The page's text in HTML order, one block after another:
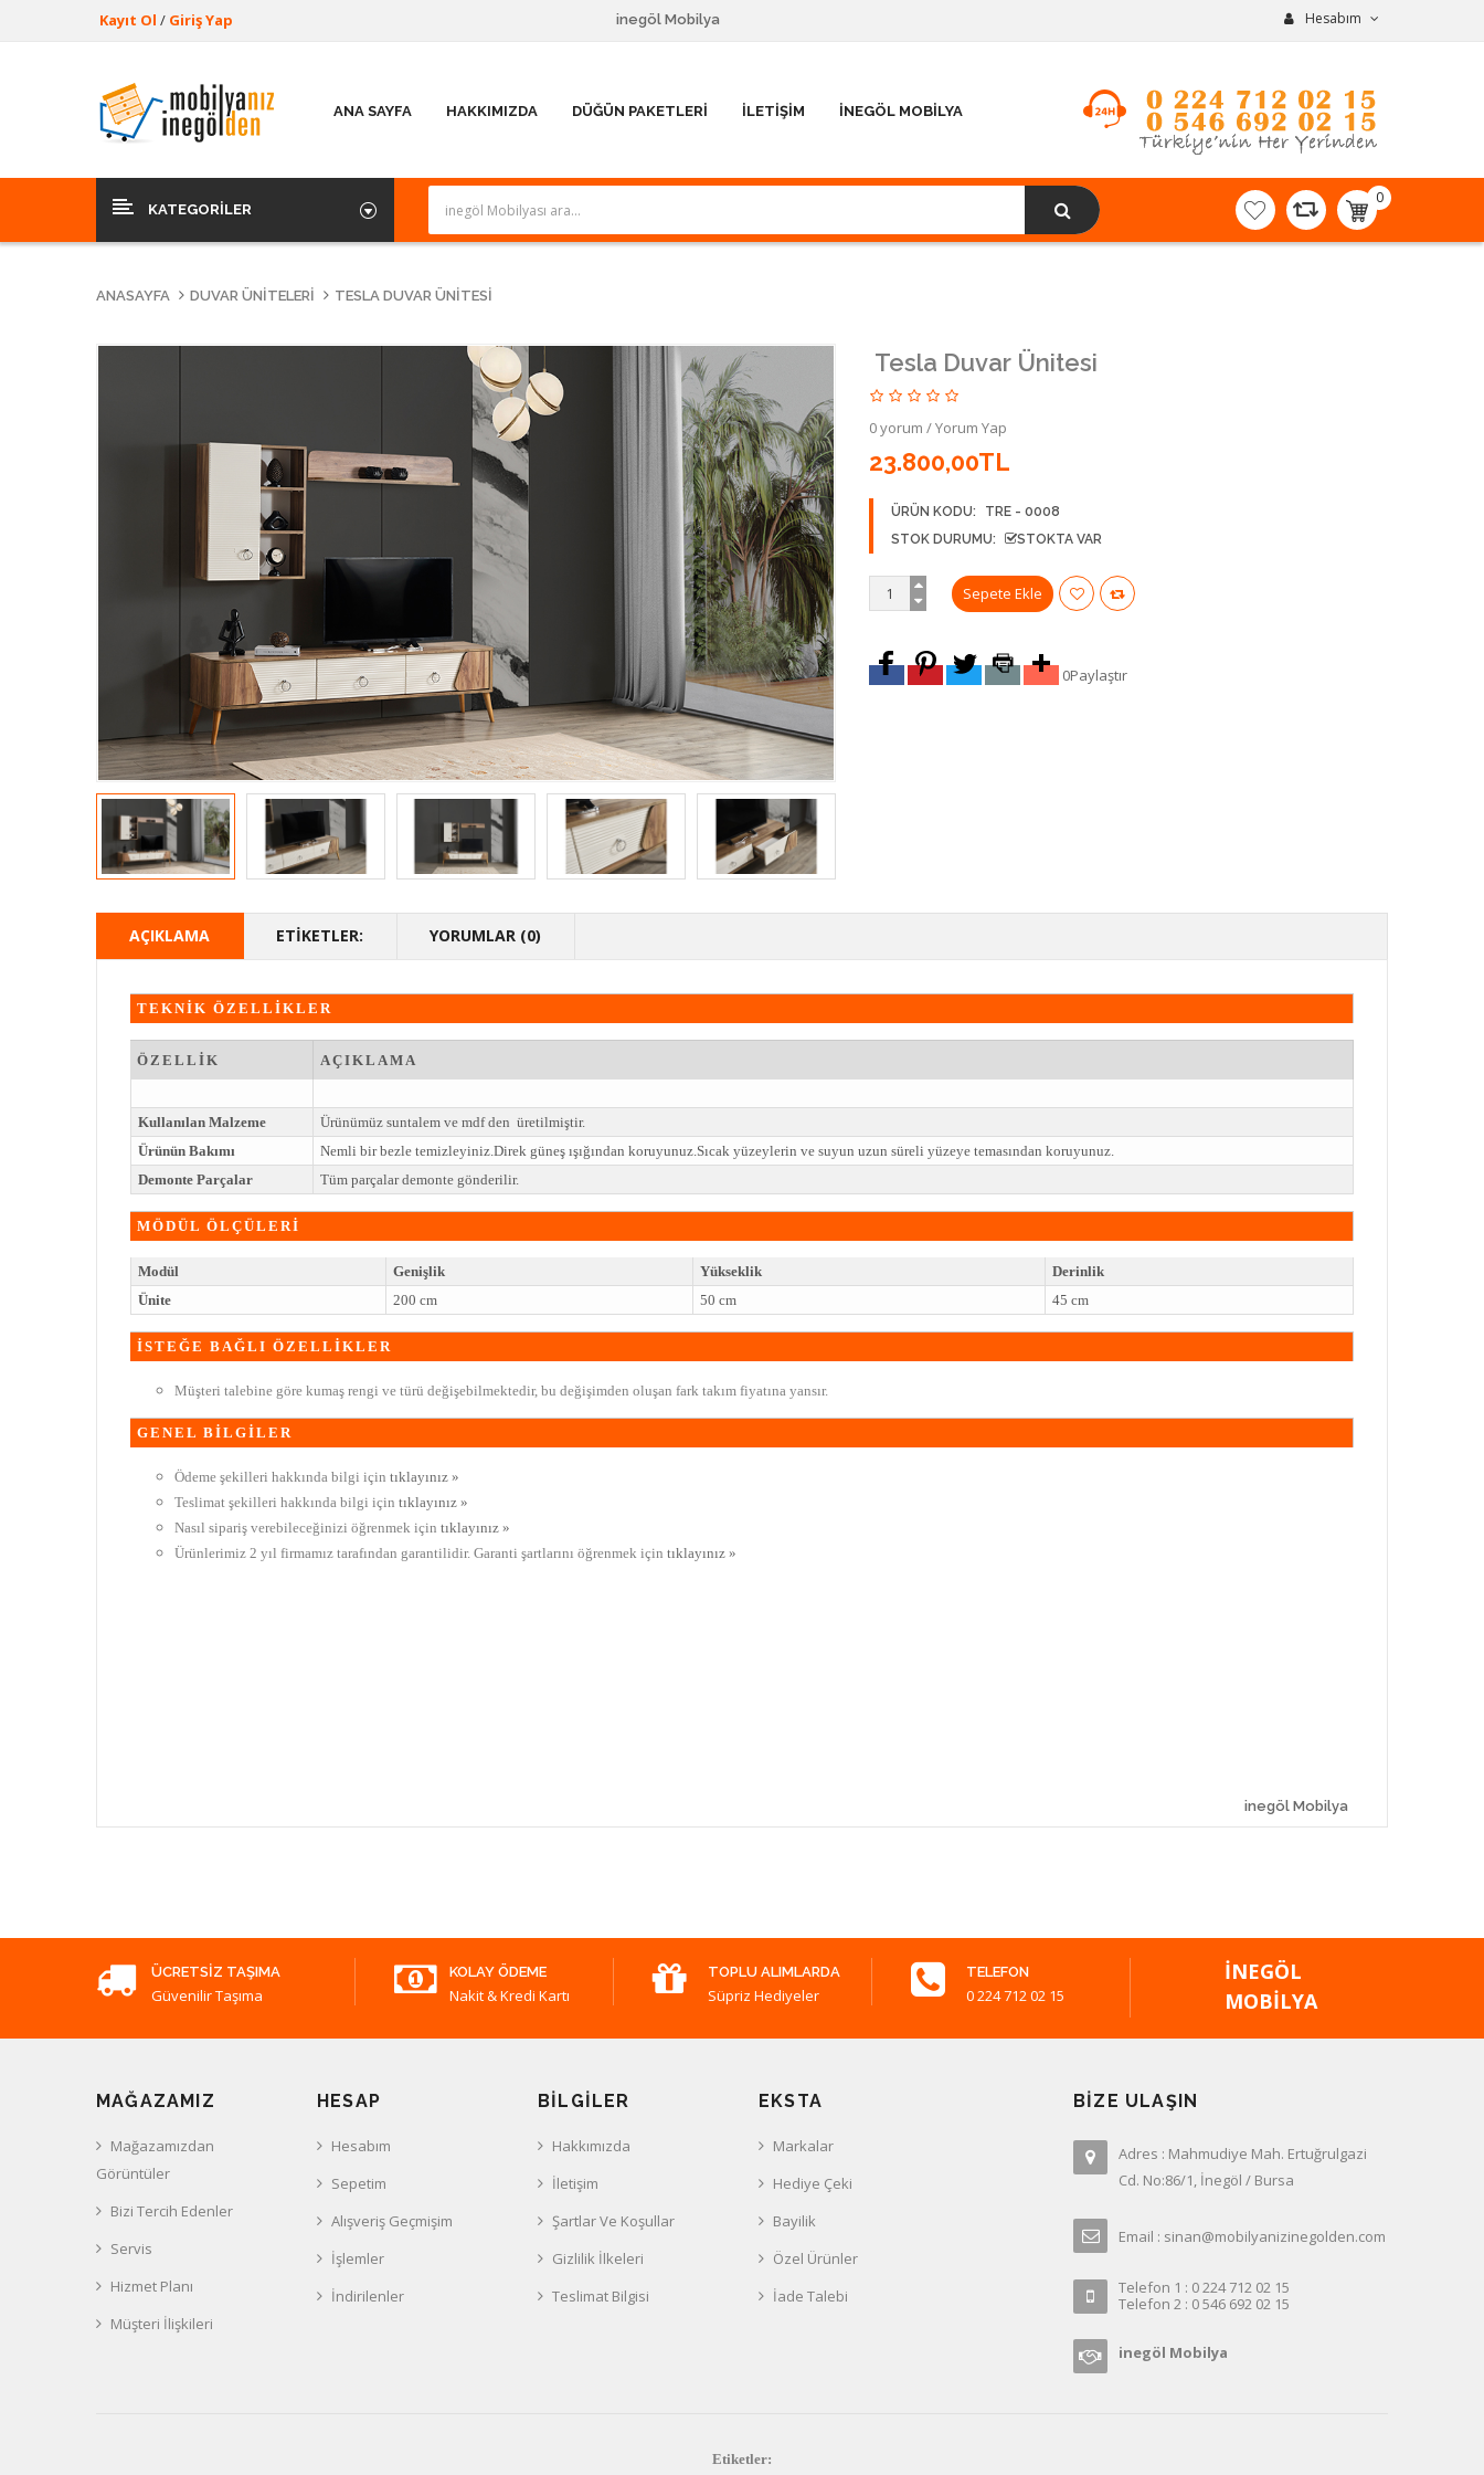
inegöl Mobilya
Kayıt Ol / Giriş Yap Hesabım
ANA SAYFA HAKKIMIZDA DÜĞÜN PAKETLERI İLETIŞIM İNEGÖL MOBILYA
KATEGORILER
0
item(s)
-
ANASAYFA DUVAR ÜNITELERI TESLA DUVAR ÜNITESI
Tesla Duvar Ünitesi
0 yorum /Yorum Yap
23.800,00TL
ÜRÜN KODU:
TRE - 0008
STOK DURUMU:
STOKTA VAR
0Paylaştır
AÇIKLAMA ETIKETLER: YORUMLAR (0)
TEKNİK ÖZELLİKLER
ÖZELLİK AÇIKLAMA
Kullanılan Malzeme
Ürünümüz suntalem ve mdf den üretilmiştir.
Ürünün Bakımı
Nemli bir bezle temizleyiniz.Direk güneş ışığından koruyunuz.Sıcak yüzeylerin ve suyun uzun süreli yüzeye temasından koruyunuz.
Demonte Parçalar
Tüm parçalar demonte gönderilir.
MÖDÜL ÖLÇÜLERİ
Modül Genişlik Yükseklik
Derinlik
Ünite
200 cm 50 cm 45 cm
İSTEĞE BAĞLI ÖZELLİKLER
Müşteri talebine göre kumaş rengi ve türü değişebilmektedir, bu değişimden oluşan fark takım fiyatına yansır.
GENEL BİLGİLER
Ödeme şekilleri hakkında bilgi için tıklayınız »
Teslimat şekilleri hakkında bilgi için tıklayınız »
Nasıl sipariş verebileceğinizi öğrenmek için tıklayınız »
Ürünlerimiz 2 yıl firmamız tarafından garantilidir. Garanti şartlarını öğrenmek için tıklayınız »
inegöl Mobilya
ÜCRETSIZ TAŞIMA
Güvenilir Taşıma
KOLAY ÖDEME
Nakit & Kredi Kartı
TOPLU ALIMLARDA
Süpriz Hediyeler
TELEFON
0 224 712 02 15
İNEGÖL
MOBILYA
MAĞAZAMIZ
Mağazamızdan
Görüntüler
Bizi Tercih Edenler
Servis
Hizmet Planı
Müşteri İlişkileri
HESAP
Hesabım
Sepetim
Alışveriş Geçmişim
İşlemler
İndirilenler
BILGILER
Hakkımızda
İletişim
Şartlar Ve Koşullar
Gizlilik İlkeleri
Teslimat Bilgisi
EKSTA
Markalar
Hediye Çeki
Bayilik
Özel Ürünler
İade Talebi
BIZE ULAŞIN
Adres : Mahmudiye Mah. Ertuğrulgazi
Cd. No:86/1, İnegöl / Bursa
Email : sinan@mobilyanizinegolden.com
Telefon 1 : 0 224 712 02 15
Telefon 2 : 0 546 692 02 15
inegöl Mobilya
Etiketler: